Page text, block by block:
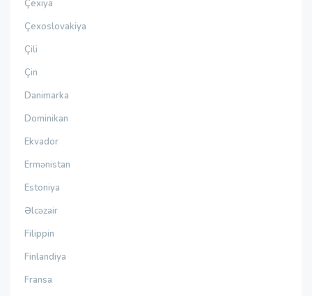
Çexiya
Çexoslovakiya
Çili
Çin
Danimarka
Dominikan
Ekvador
Ermənistan
Estoniya
Əlcəzair
Filippin
Finlandiya
Fransa